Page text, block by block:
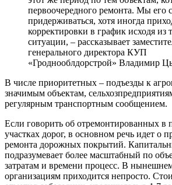
первоочередного ремонта. Мы его
придерживаться, хотя иногда
корректировки в график исходя из
ситуации, – рассказывает
генерального директора КУП
«Гроднооблдорстрой» Владимир
В числе приоритетных – подъезды к
значимым объектам,
регулярным транспортным сообщением.
Если говорить об отремонтированных в
участках дорог, в основном речь идет о
ремонта дорожных покрытий.
подразумевает более масштабный по
затратам и времени процесс. В
организациям приходится непросто.